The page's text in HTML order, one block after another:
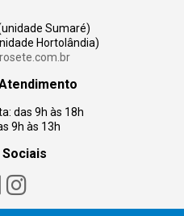
Sumaré)
Hortolândia)
das 9h às 18h
9h às 13h